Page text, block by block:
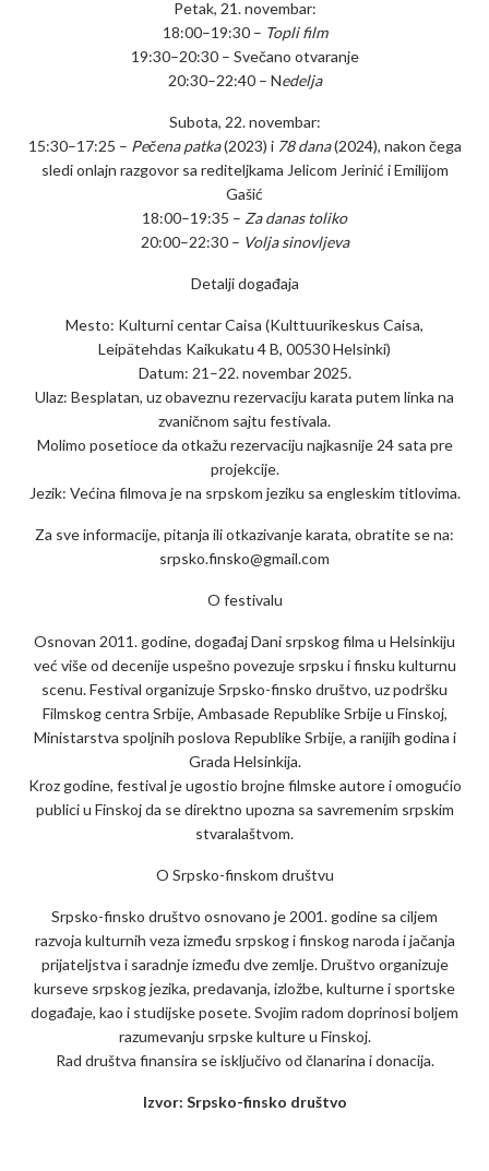
Petak, 21. novembar:
18:00–19:30 – Topli film
19:30–20:30 – Svečano otvaranje
20:30–22:40 – Nedelja
Subota, 22. novembar:
15:30–17:25 – Pečena patka(2023) i 78 dana(2024), nakon čega
sledi onlajn razgovor sa rediteljkama Jelicom Jerinić i Emilijom
Gašić
18:00–19:35 – Za danas toliko
20:00–22:30 – Volja sinovljeva
Detalji događaja
Mesto: Kulturni centar Caisa (Kulttuurikeskus Caisa,
Leipätehdas Kaikukatu 4 B, 00530 Helsinki)
Datum: 21–22. novembar 2025.
Ulaz: Besplatan, uz obaveznu rezervaciju karata putem linka na
zvaničnom sajtu festivala.
Molimo posetioce da otkažu rezervaciju najkasnije 24 sata pre
projekcije.
Jezik: Većina filmova je na srpskom jeziku sa engleskim titlovima.
Za sve informacije, pitanja ili otkazivanje karata, obratite se na:
srpsko.finsko@gmail.com
O festivalu
Osnovan 2011. godine, događaj Dani srpskog filma u Helsinkiju
već više od decenije uspešno povezuje srpsku i finsku kulturnu
scenu. Festival organizuje Srpsko-finsko društvo, uz podršku
Filmskog centra Srbije, Ambasade Republike Srbije u Finskoj,
Ministarstva spoljnih poslova Republike Srbije, a ranijih godina i
Grada Helsinkija.
Kroz godine, festival je ugostio brojne filmske autore i omogućio
publici u Finskoj da se direktno upozna sa savremenim srpskim
stvaralaštvom.
O Srpsko-finskom društvu
Srpsko-finsko društvo osnovano je 2001. godine sa ciljem
razvoja kulturnih veza između srpskog i finskog naroda i jačanja
prijateljstva i saradnje između dve zemlje. Društvo organizuje
kurseve srpskog jezika, predavanja, izložbe, kulturne i sportske
događaje, kao i studijske posete. Svojim radom doprinosi boljem
razumevanju srpske kulture u Finskoj.
Rad društva finansira se isključivo od članarina i donacija.
Izvor: Srpsko-finsko društvo